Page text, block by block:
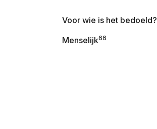
Voor wie is het bedoeld?
Menselijk66